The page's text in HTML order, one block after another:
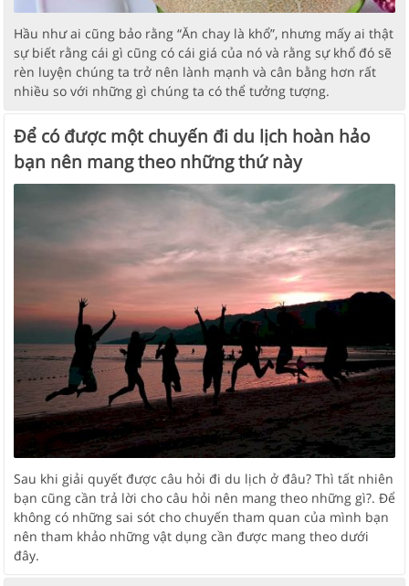
Hầu như ai cũng bảo rằng “Ăn chay là khổ”, nhưng mấy ai thật
sự biết rằng cái gì cũng có cái giá của nó và rằng sự khổ đó sẽ
rèn luyện chúng ta trở nên lành mạnh và cân bằng hơn rất
nhiều so với những gì chúng ta có thể tưởng tượng.
Để có được một chuyến đi du lịch hoàn hảo
bạn nên mang theo những thứ này
Sau khi giải quyết được câu hỏi đi du lịch ở đâu? Thì tất nhiên
bạn cũng cần trả lời cho câu hỏi nên mang theo những gì?. Để
không có những sai sót cho chuyến tham quan của mình bạn
nên tham khảo những vật dụng cần được mang theo dưới
đây.